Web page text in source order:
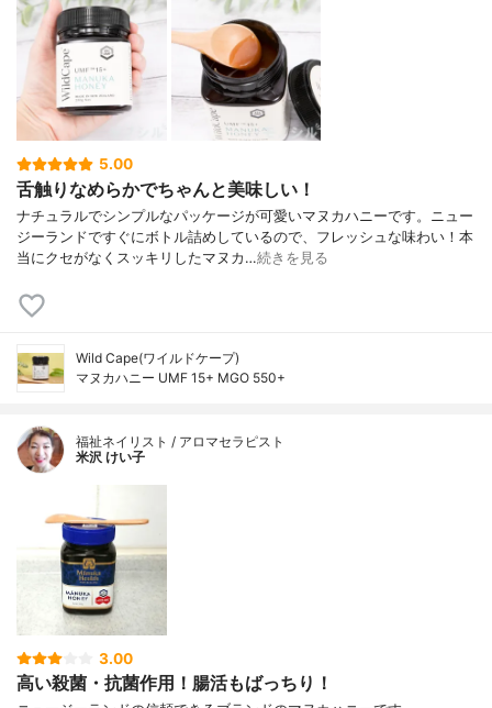
5.00
舌触りなめらかでちゃんと美味しい！
ナチュラルでシンプルなパッケージが可愛いマヌカハニーです。ニュー
ジーランドですぐにボトル詰めしているので、フレッシュな味わい！本
当にクセがなくスッキリしたマヌカ…続きを見る
Wild Cape(ワイルドケープ)
マヌカハニー UMF 15+ MGO 550+
福祉ネイリスト / アロマセラピスト
米沢 けい子
3.00
高い殺菌・抗菌作用！腸活もばっちり！